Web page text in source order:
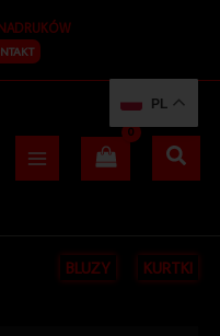
BLUZY KURTKI
PL